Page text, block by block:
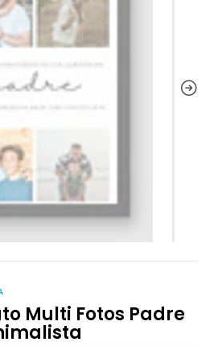
Multi Fotos Padre